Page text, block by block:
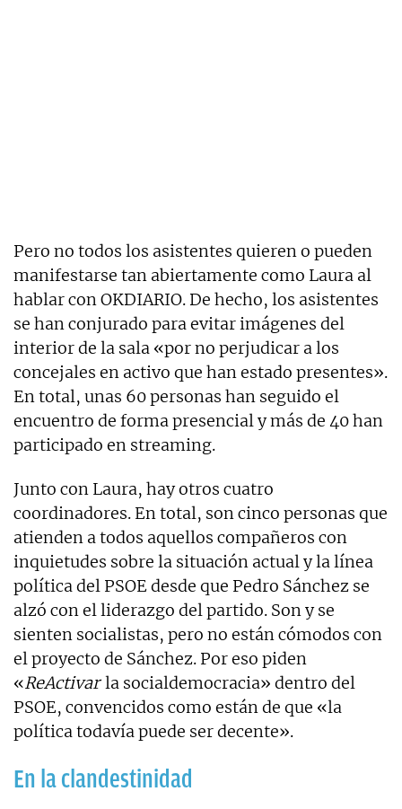
Pero no todos los asistentes quieren o pueden
manifestarse tan abiertamente como Laura al
hablar con OKDIARIO. De hecho, los asistentes
se han conjurado para evitar imágenes del
interior de la sala «por no perjudicar a los
concejales en activo que han estado presentes».
En total, unas 60 personas han seguido el
encuentro de forma presencial y más de 40 han
participado en streaming.
Junto con Laura, hay otros cuatro
coordinadores. En total, son cinco personas que
atienden a todos aquellos compañeros con
inquietudes sobre la situación actual y la línea
política del PSOE desde que Pedro Sánchez se
alzó con el liderazgo del partido. Son y se
sienten socialistas, pero no están cómodos con
el proyecto de Sánchez. Por eso piden
«ReActivarla socialdemocracia» dentro del
PSOE, convencidos como están de que «la
política todavía puede ser decente».
En la clandestinidad